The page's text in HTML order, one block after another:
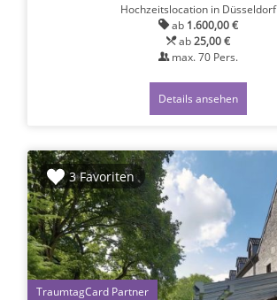
Hochzeitslocation in Düsseldorf
ab 1.600,00 €
ab25,00 €
max. 70 Pers.
Details ansehen
3 Favoriten
1